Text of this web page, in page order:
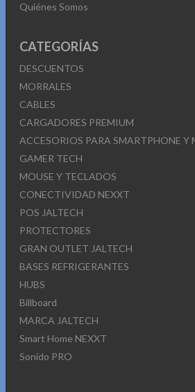
Quiénes Somos
CATEGORÍAS
DESCUENTOS
MORRALES
CABLES
CARGADORES PREMIUM
ACCESORIOS PARA SMARTPHONE Y
GAMER TECH
MOUSE Y TECLADOS
CONECTIVIDAD NEXXT
POS JALTECH
PROTECTORES
GRAN OUTLET JALTECH
BASES REFRIGERANTES
HUBS
Billboard
MARCA JALTECH
Smart Home NEXXT
Sonido PRO